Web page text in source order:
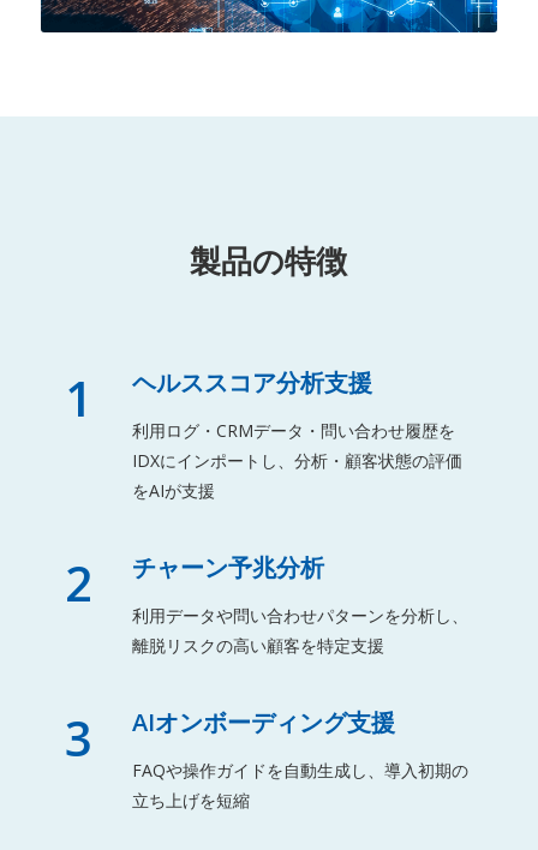
製品の特徴
1 ヘルススコア分析支援
利用ログ・CRMデータ・問い合わせ履歴を
IDXにインポートし、分析・顧客状態の評価
をAIが支援
2 チャーン予兆分析
利用データや問い合わせパターンを分析し、
離脱リスクの高い顧客を特定支援
3 AIオンボーディング支援
FAQや操作ガイドを自動生成し、導入初期の
立ち上げを短縮